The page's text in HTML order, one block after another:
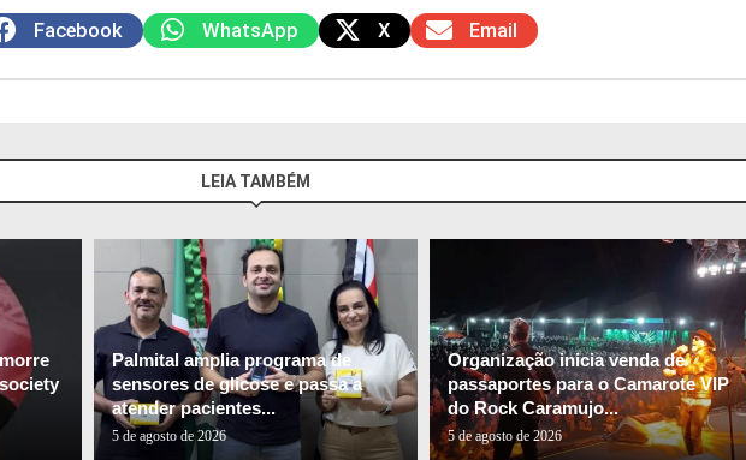
Facebook WhatsApp X Email
LEIA TAMBÉM
Palmital amplia programa de
sensores de glicose e passa a
atender pacientes...
5 de agosto de 2026
Organização inicia venda de
passaportes para o Camarote VIP
do Rock Caramujo...
5 de agosto de 2026